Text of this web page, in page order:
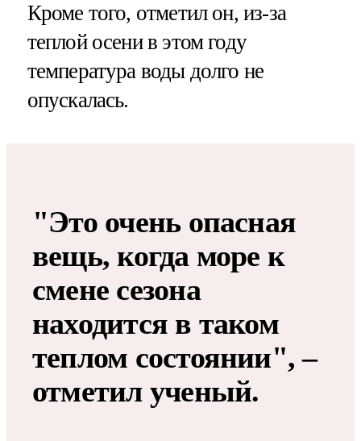
Кроме того, отметил он, из-за
теплой осени в этом году
температура воды долго не
опускалась.
"Это очень опасная
вещь, когда море к
смене сезона
находится в таком
теплом состоянии", –
отметил ученый.